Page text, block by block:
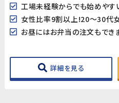
工場未経験からでも始めやす
お昼にはお弁当の注文もでき
詳細を見る